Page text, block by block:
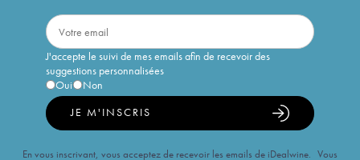
J'accepte le suivi de mes emails afin de recevoir des
suggestions personnalisées
Oui
Non
JE M'INSCRIS
En vous inscrivant, vous acceptez de recevoir les emails de iDealwine. Vous